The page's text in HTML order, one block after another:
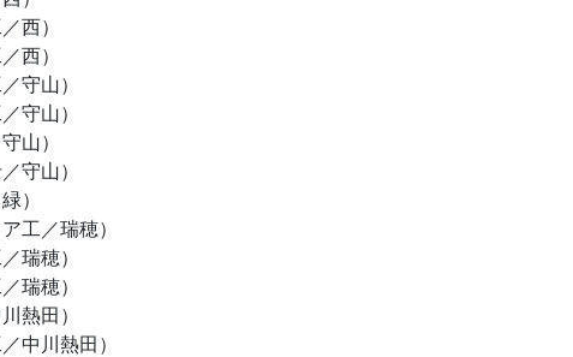
西）
西）
守山）
守山）
山）
守山）
）
工／瑞穂）
瑞穂）
瑞穂）
熱田）
中川熱田）